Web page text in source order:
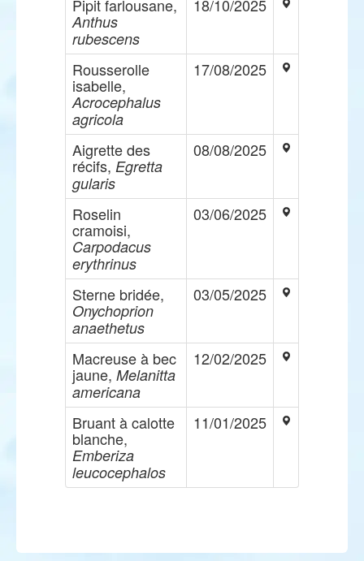
Pipit farlousane,
Anthus
rubescens
18/10/2025
Rousserolle
isabelle,
Acrocephalus
agricola
17/08/2025
Aigrette des
récifs, Egretta
gularis
08/08/2025
Roselin
cramoisi,
Carpodacus
erythrinus
03/06/2025
Sterne bridée,
Onychoprion
anaethetus
03/05/2025
Macreuse à bec
jaune, Melanitta
americana
12/02/2025
Bruant à calotte
blanche,
Emberiza
leucocephalos
11/01/2025